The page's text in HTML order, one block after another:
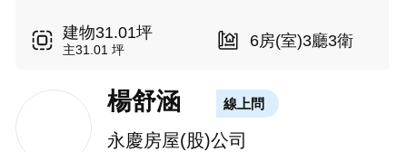
建物31.01坪
主31.01 坪 6房(室)3廳3衛
楊舒涵 線上問
永慶房屋(股)公司